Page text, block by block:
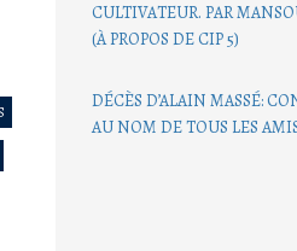
CULTIVATEUR. PAR
(À PROPOS DE CIP 5)
DÉCÈS D’ALAIN MASSÉ:
AU NOM DE TOUS LES